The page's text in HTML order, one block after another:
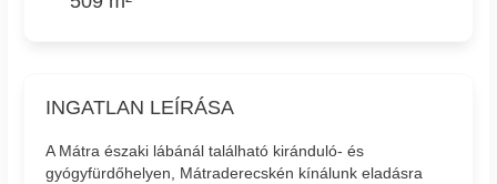
INGATLAN LEÍRÁSA
A Mátra északi lábánál található kiránduló- és
gyógyfürdőhelyen, Mátraderecskén kínálunk eladásra